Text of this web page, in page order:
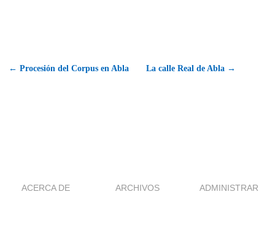
← Procesión del Corpus en Abla La calle Real de Abla →
ACERCA DE ARCHIVOS ADMINISTRAR